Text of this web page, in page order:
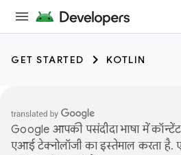
GET STARTED KOTLIN
Google आपकी पसंदीदा भाषा में
एआई टेक्नोलॉजी का इस्तेमाल करता है.